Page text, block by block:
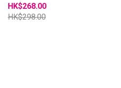
HK$268.00
HK$298.00